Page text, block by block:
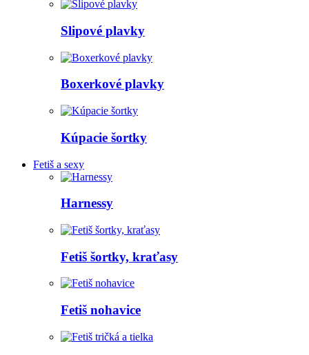
Slipové plavky
Boxerkové plavky
Kúpacie šortky
Fetiš a sexy
Harnessy
Fetiš šortky, kraťasy
Fetiš nohavice